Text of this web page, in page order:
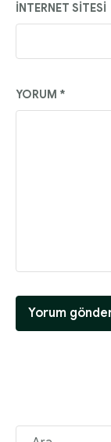
YORUM *
İNTERNET SITESI